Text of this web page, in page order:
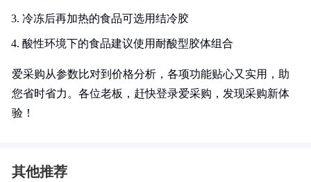
冷冻后再加热的食品可选用结冷胶
酸性环境下的食品建议使用耐酸型胶体组合
爱采购从参数比对到价格分析，各项功能贴心又实用，助
您省时省力。各位老板，赶快登录爱采购，发现采购新体
验！
其他推荐